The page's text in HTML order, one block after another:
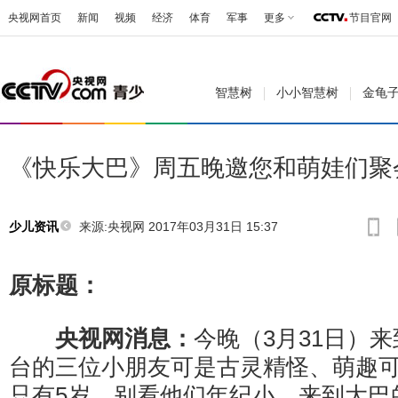
央视网首页 新闻 视频 经济 体育 军事 更多 节目官网
智慧树 小小智慧树 金龟
《快乐大巴》周五晚邀您和萌娃们
少儿资讯 来源:央视网 2017年03月31日 15:37
原标题：
央视网消息： 今晚（3月31日）
台的三位小朋友可是古灵精怪、萌趣